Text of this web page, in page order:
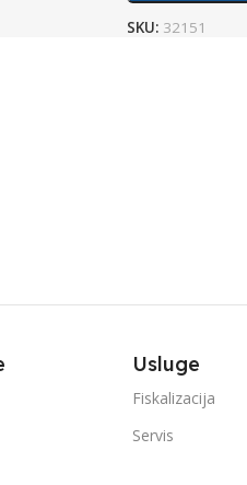
SKU: 32151
Usluge
Fiskalizacija
Servis